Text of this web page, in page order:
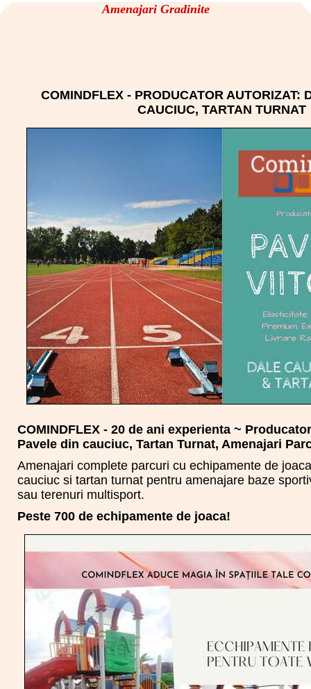
Amenajari Gradinite
COMINDFLEX - PRODUCATOR AUTORIZAT:
CAUCIUC, TARTAN TURNAT
COMINDFLEX - 20 de ani experienta ~
Pavele din cauciuc, Tartan Turnat, Amenajari
Amenajari complete parcuri cu echipamente de
cauciuc si tartan turnat pentru amenajare baze
sau terenuri multisport.
Peste 700 de echipamente de joaca!